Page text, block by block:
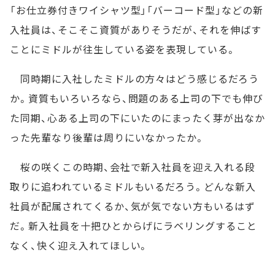
「お仕立券付きワイシャツ型」「バーコード型」などの新
入社員は、そこそこ資質がありそうだが、それを伸ばす
ことにミドルが往生している姿を表現している。
同時期に入社したミドルの方々はどう感じるだろう
か。資質もいろいろなら、問題のある上司の下でも伸び
た同期、心ある上司の下にいたのにまったく芽が出なか
った先輩なり後輩は周りにいなかったか。
桜の咲くこの時期、会社で新入社員を迎え入れる段
取りに追われているミドルもいるだろう。どんな新入
社員が配属されてくるか、気が気でない方もいるはず
だ。新入社員を十把ひとからげにラベリングすること
なく、快く迎え入れてほしい。